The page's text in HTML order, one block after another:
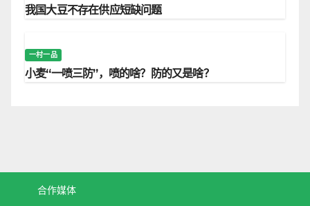
我国大豆不存在供应短缺问题
一村一品
小麦“一喷三防”，喷的啥？防的又是啥？
合作媒体